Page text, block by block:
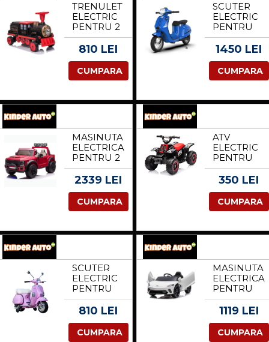
TRENULET
ELECTRIC
PENTRU 2
COPII
SX1919
CU ROTI
MOI ROSU
810 LEI
CUMPARA
SCUTER
ELECTRIC
PENTRU
COPII
350W 24V
10AH CU
ALBASTRU
1450 LEI
CUMPARA
MASINUTA
ELECTRICA
PENTRU 2
COPII,
FORD
DUTY
F450,
14A
PREMIUM,
ROSIE
2339 LEI
CUMPARA
ATV
ELECTRIC
PENTRU
COPII,
6V CU
NEAGRA
350 LEI
CUMPARA
SCUTER
ELECTRIC
PENTRU
COPII
PIAGGIO
70W, 12V,
ECHIPARE
810 LEI
CUMPARA
MASINUTA
ELECTRICA
PENTRU
COPII
MCLAREN
12V,
BUTTERFLY
1119 LEI
CUMPARA